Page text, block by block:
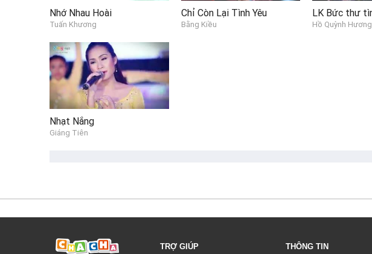
Nhớ Nhau Hoài
Tuấn Khương
Chỉ Còn Lại Tình Yêu
Bằng Kiều Hồ Quỳnh Hương
Nhạt Nắng
Giáng Tiên
TRỢ GIÚP THÔNG TIN